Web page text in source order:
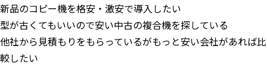
新品のコピー機を格安・激安で導入したい
型が古くてもいいので安い中古の複合機を探している
他社から見積もりをもらっているがもっと安い会社があれば比
較したい